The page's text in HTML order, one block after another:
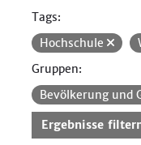
Tags:
Hochschule
Gruppen:
Bevölkerung und
Ergebnisse